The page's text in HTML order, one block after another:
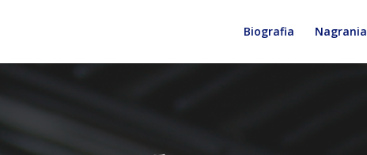
Biografia Nagrania